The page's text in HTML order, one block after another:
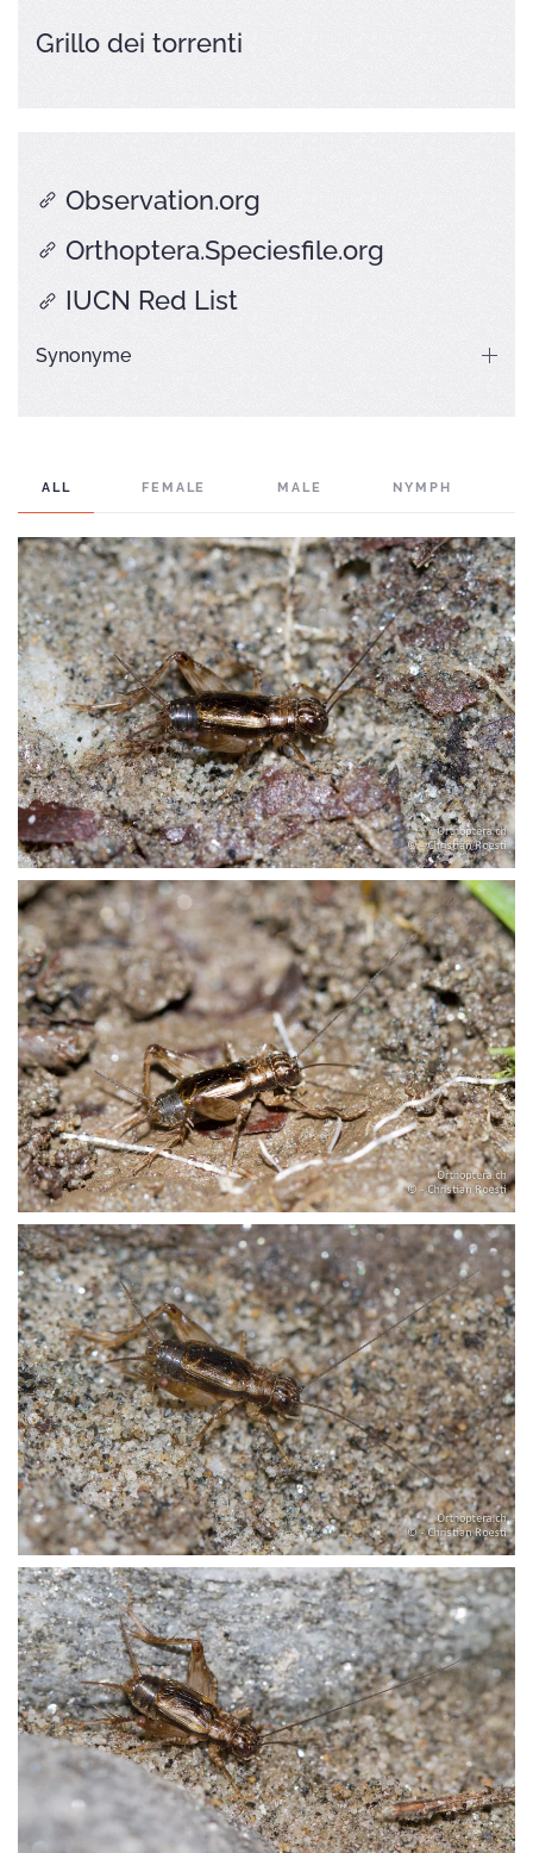
Grillo dei torrenti
Observation.org
Orthoptera.Speciesfile.org
IUCN Red List
Synonyme
ALL FEMALE MALE NYMPH